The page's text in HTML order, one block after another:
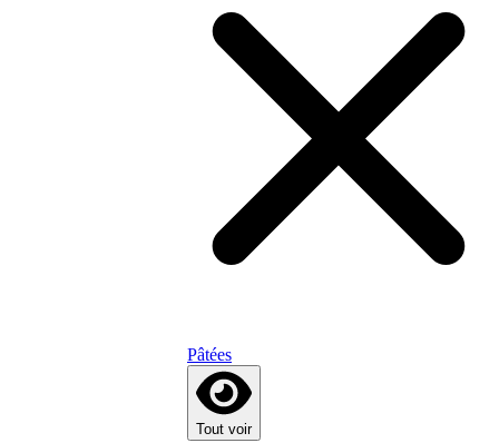
Pâtées
Tout voir